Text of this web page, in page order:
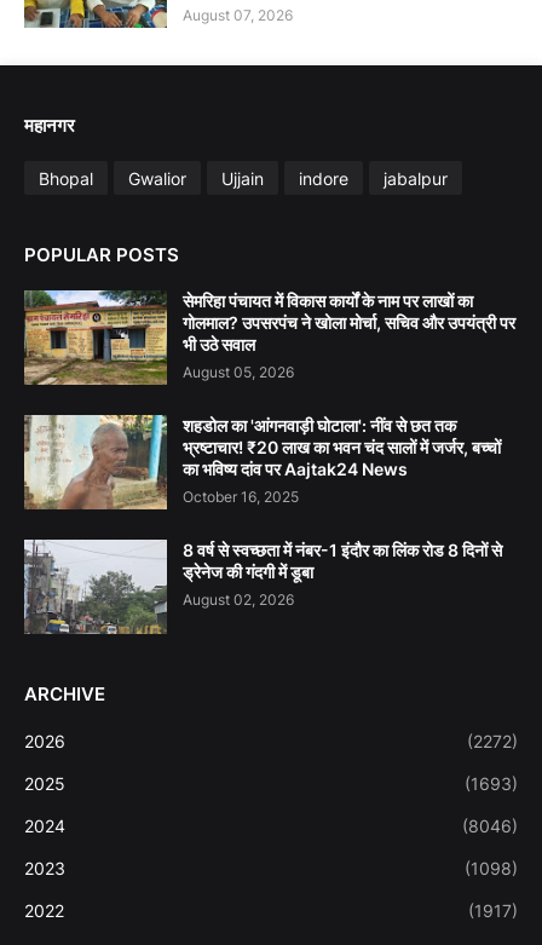
August 07, 2026
महानगर
Bhopal Gwalior Ujjain indore jabalpur
POPULAR POSTS
सेमरिहा पंचायत में विकास कार्यों के नाम पर लाखों का
गोलमाल? उपसरपंच ने खोला मोर्चा, सचिव और उपयंत्री पर
भी उठे सवाल
August 05, 2026
शहडोल का 'आंगनवाड़ी घोटाला': नींव से छत तक
भ्रष्टाचार! ₹20 लाख का भवन चंद सालों में जर्जर, बच्चों
का भविष्य दांव पर Aajtak24 News
October 16, 2025
8 वर्ष से स्वच्छता में नंबर-1 इंदौर का लिंक रोड 8 दिनों से
ड्रेनेज की गंदगी में डूबा
August 02, 2026
ARCHIVE
2026 (2272)
2025 (1693)
2024 (8046)
2023 (1098)
2022 (1917)